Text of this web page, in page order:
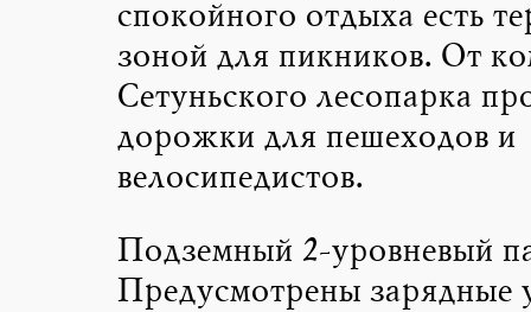
спокойного отдыха есть
зоной для пикников. От
Сетуньского лесопарка
дорожки для пешеходов и
велосипедистов.
Подземный 2-уровневый
Предусмотрены зарядные